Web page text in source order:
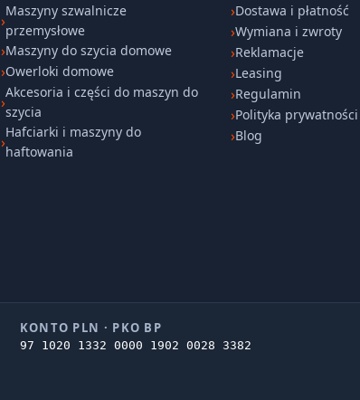
Maszyny szwalnicze
przemysłowe
Maszyny do szycia domowe
Owerloki domowe
Akcesoria i części do maszyn do
szycia
Hafciarki i maszyny do
haftowania
Dostawa i płatność
Wymiana i zwroty
Reklamacje
Leasing
Regulamin
Polityka prywatności
Blog
KONTO PLN · PKO BP
97 1020 1332 0000 1902 0028 3382